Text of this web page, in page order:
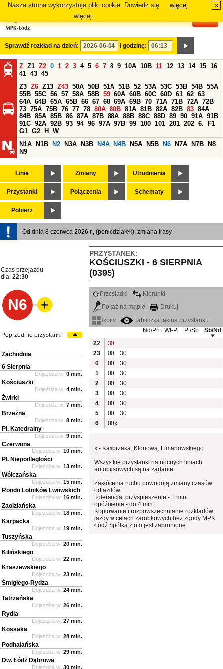
Nasza strona wykorzystuje pliki cookie. Dowiedz się
więcej.
więcej x
Sprawdź rozkład na dzień: i godzinę:
Z Z1 Z2 0 1 2 3 4 5 6 7 8 9 10A 10B 11 12 13 14 15 16
41 43 45
Z3 Z6 Z13 Z43 50A 50B 51A 51B 52 53A 53C 53B 54B 55A
55B 55C 56 57 58A 58B 59 60A 60B 60C 60D 61 62 63
64A 64B 65A 65B 66 67 68 69A 69B 70 71A 71B 72A 72B
73 75A 75B 76 77 78 80A 80B 81A 81B 82A 82B 83 84A
84B 85A 85B 86 87A 87B 88A 88B 88C 88D 89 90 91A 91B
91C 92A 92B 93 94 96 97A 97B 99 100 101 201 202 6.
F1
G1 G2 H
W
N1A
N1B N2 N3A N3B N4A N4B N5A N5B N6 N7A N7B
N8
N9
Linie Zmiany Utrudnienia
Przystanki Połączenia Schematy
Pobierz
Od dnia 8 czerwca 2026 r., (poniedziałek), zmiana trasy
PRZYSTANEK:
KOŚCIUSZKI - 6 SIERPNIA
(0395)
Czas przejazdu
dla: 22:30
N6
Przesiadki
Kierunki
Pokaż na mapie
Drukuj
ikony
Tabliczka jak na przystanku
Nd/Pn i Wt-Pt
Pt/Sb
Sb/Nd
22
30
23
00
30
0
00
30
1
00
30
2
00
30
3
00
30
4
00
30
5
00
30
6
00x
x - Kasprzaka, Klonową, Limanowskiego
Wszystkie przystanki na nocnych liniach
autobusowych są na żądanie.
Zakłócenia ruchu powodują zmiany czasów
odjazdów
Tolerancja: przyspieszenie - 1 min.
opóźnienie - do 4 min.
Kopiowanie i rozpowszechnianie rozkładów
jazdy w celach zarobkowych bez zgody MPK
Łódź Spółka z o.o jest zabronione.
Poprzednie przystanki
Zachodnia
6 Sierpnia
Dojeżdża w: 0 min.
Kościuszki
Dojeżdża w: 4 min.
Żwirki
Dojeżdża w: 7 min.
Brzeźna
Dojeżdża w: 8 min.
Pl. Katedralny
Dojeżdża w: 9 min.
Czerwona
Dojeżdża w: 10 min.
Pl. Niepodległości
Dojeżdża w: 13 min.
Wólczańska
Dojeżdża w: 15 min.
Rondo Lotników Lwowskich
Dojeżdża w: 16 min.
Zaolziańska
Dojeżdża w: 18 min.
Karpacka
Dojeżdża w: 19 min.
Tuszyńska
Dojeżdża w: 20 min.
Kilińskiego
Dojeżdża w: 22 min.
Kraszewskiego
Dojeżdża w: 23 min.
Śmigłego-Rydza
Dojeżdża w: 24 min.
Tatrzańska
Dojeżdża w: 26 min.
Rydla
Dojeżdża w: 27 min.
Kossaka
Dojeżdża w: 28 min.
Podhalańska
Dojeżdża w: 29 min.
Dw. Łódź Dąbrowa
Dojeżdża w: 30 min.